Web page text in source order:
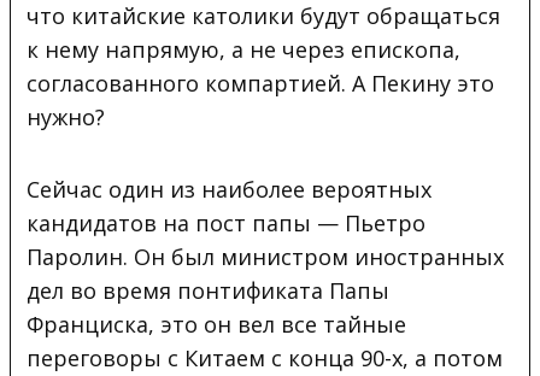
что китайские католики будут обращаться
к нему напрямую, а не через епископа,
согласованного компартией. А Пекину это
нужно?
Сейчас один из наиболее вероятных
кандидатов на пост папы — Пьетро
Паролин. Он был министром иностранных
дел во время понтификата Папы
Франциска, это он вел все тайные
переговоры с Китаем с конца 90-х, а потом